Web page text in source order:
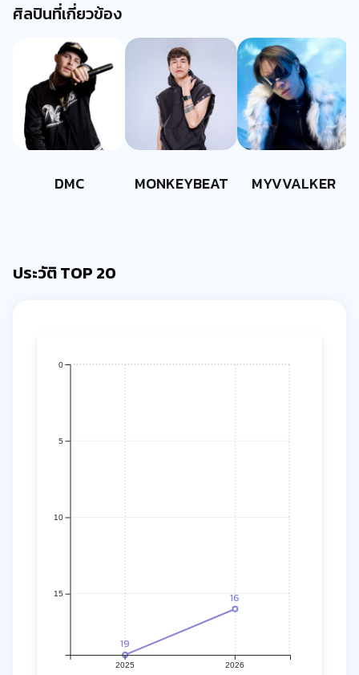
ศิลปินที่เกี่ยวข้อง
DMC MONKEYBEAT MYVVALKER
ประวัติ TOP 20
19
16
2025 2026
15
10
5
0